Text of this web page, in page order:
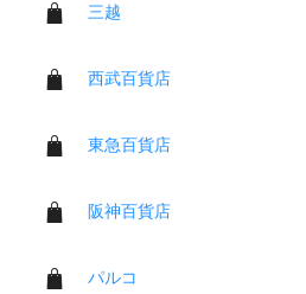
三越
西武百貨店
東急百貨店
阪神百貨店
パルコ